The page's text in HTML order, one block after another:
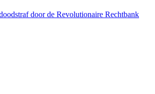
door de Revolutionaire Rechtbank